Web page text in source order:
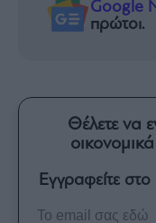
Google
πρώτοι.
Θέλετε να
Εγγραφείτε